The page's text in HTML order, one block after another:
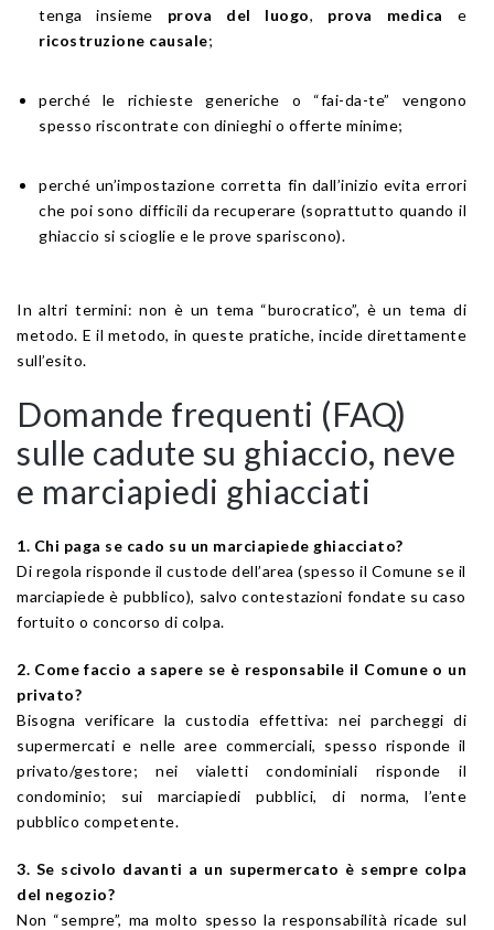
tenga insieme prova del luogo, prova medica e
ricostruzione causale;
perché le richieste generiche o “fai-da-te” vengono
spesso riscontrate con dinieghi o offerte minime;
perché un’impostazione corretta fin dall’inizio evita errori
che poi sono difficili da recuperare (soprattutto quando il
ghiaccio si scioglie e le prove spariscono).
In altri termini: non è un tema “burocratico”, è un tema di
metodo. E il metodo, in queste pratiche, incide direttamente
sull’esito.
Domande frequenti (FAQ)
sulle cadute su ghiaccio, neve
e marciapiedi ghiacciati
1. Chi paga se cado su un marciapiede ghiacciato?
Di regola risponde il custode dell’area (spesso il Comune se il
marciapiede è pubblico), salvo contestazioni fondate su caso
fortuito o concorso di colpa.
2. Come faccio a sapere se è responsabile il Comune o un
privato?
Bisogna verificare la custodia effettiva: nei parcheggi di
supermercati e nelle aree commerciali, spesso risponde il
privato/gestore; nei vialetti condominiali risponde il
condominio; sui marciapiedi pubblici, di norma, l’ente
pubblico competente.
3. Se scivolo davanti a un supermercato è sempre colpa
del negozio?
Non “sempre”, ma molto spesso la responsabilità ricade sul